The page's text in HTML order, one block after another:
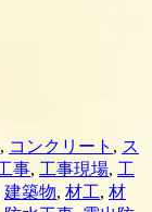
, コンクリート , ス
事, 工事現場, 工
建築物, 材工, 材